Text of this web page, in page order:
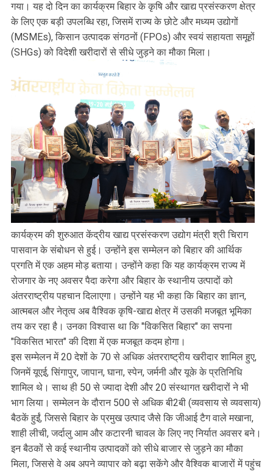
गया। यह दो दिन का कार्यक्रम बिहार के कृषि और खाद्य प्रसंस्करण क्षेत्र
के लिए एक बड़ी उपलब्धि रहा, जिसमें राज्य के छोटे और मध्यम उद्योगों
(MSMEs), किसान उत्पादक संगठनों (FPOs) और स्वयं सहायता समूहों
(SHGs) को विदेशी खरीदारों से सीधे जुड़ने का मौका मिला।
कार्यक्रम की शुरुआत केंद्रीय खाद्य प्रसंस्करण उद्योग मंत्री श्री चिराग
पासवान के संबोधन से हुई। उन्होंने इस सम्मेलन को बिहार की आर्थिक
प्रगति में एक अहम मोड़ बताया। उन्होंने कहा कि यह कार्यक्रम राज्य में
रोजगार के नए अवसर पैदा करेगा और बिहार के स्थानीय उत्पादों को
अंतरराष्ट्रीय पहचान दिलाएगा। उन्होंने यह भी कहा कि बिहार का ज्ञान,
आत्मबल और नेतृत्व अब वैश्विक कृषि-खाद्य क्षेत्र में उसकी मजबूत भूमिका
तय कर रहा है। उनका विश्वास था कि "विकसित बिहार" का सपना
"विकसित भारत" की दिशा में एक मजबूत कदम होगा।
इस सम्मेलन में 20 देशों के 70 से अधिक अंतरराष्ट्रीय खरीदार शामिल हुए,
जिनमें यूएई, सिंगापुर, जापान, घाना, स्पेन, जर्मनी और यूके के प्रतिनिधि
शामिल थे। साथ ही 50 से ज्यादा देशी और 20 संस्थागत खरीदारों ने भी
भाग लिया। सम्मेलन के दौरान 500 से अधिक बी2बी (व्यवसाय से व्यवसाय)
बैठकें हुईं, जिससे बिहार के प्रमुख उत्पाद जैसे कि जीआई टैग वाले मखाना,
शाही लीची, जर्दालु आम और कटारनी चावल के लिए नए निर्यात अवसर बने।
इन बैठकों से कई स्थानीय उत्पादकों को सीधे बाजार से जुड़ने का मौका
मिला, जिससे वे अब अपने व्यापार को बढ़ा सकेंगे और वैश्विक बाजारों में पहुंच